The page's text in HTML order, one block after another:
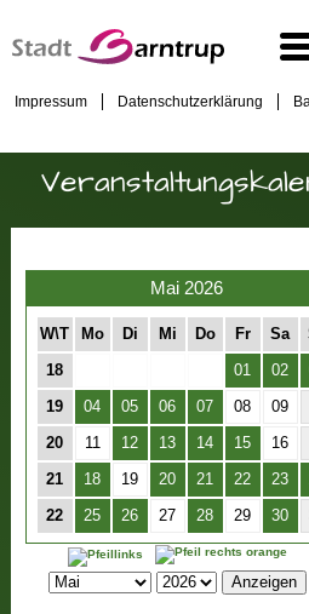
Impressum Datenschutzerklärung
Mai 2026
W\T Mo Di Mi Do Fr Sa
18 01 02
19 04 05 06 07 08 09
20 11 12 13 14 15 16
21 18 19 20 21 22 23
22 25 26 27 28 29 30